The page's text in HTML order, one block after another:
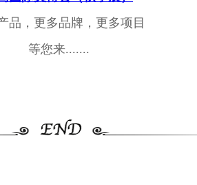
品，更多品牌，更多项目
等您来.......